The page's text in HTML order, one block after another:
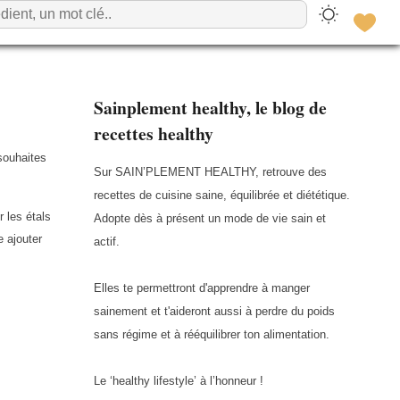
les étals
ajouter
Sainplement healthy, le blog de
recettes healthy
Sur SAIN’PLEMENT HEALTHY, retrouve des
recettes de cuisine saine, équilibrée et diététique.
Adopte dès à présent un mode de vie sain et
actif.
Elles te permettront d'apprendre à manger
sainement et t'aideront aussi à perdre du poids
sans régime et à rééquilibrer ton alimentation.
Le ‘healthy lifestyle’ à l’honneur !